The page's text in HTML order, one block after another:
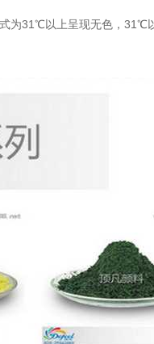
为31℃以上呈现无色，31℃